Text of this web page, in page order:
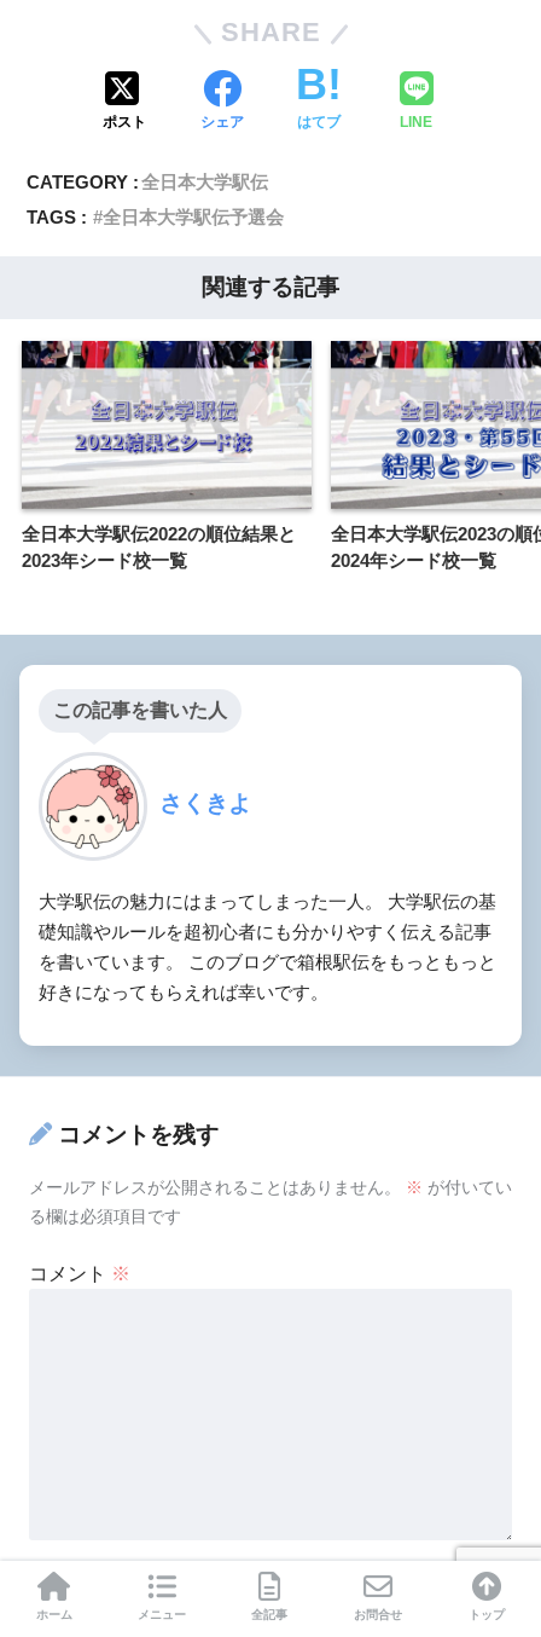
SHARE
ポスト シェア はてブ LINE
CATEGORY :全日本大学駅伝
TAGS :
全日本大学駅伝予選会
関連する記事
全日本大学駅伝2022の順位結果と
2023年シード校一覧
全日本大学駅伝2023の順
2024年シード校一覧
この記事を書いた人
さくきよ
大学駅伝の魅力にはまってしまった一人。 大学駅伝の基
礎知識やルールを超初心者にも分かりやすく伝える記事
を書いています。 このブログで箱根駅伝をもっともっと
好きになってもらえれば幸いです。
コメントを残す
メールアドレスが公開されることはありません。 ※ が付いてい
る欄は必須項目です
コメント ※
名前
ホーム メニュー 全記事 お問合せ トップ